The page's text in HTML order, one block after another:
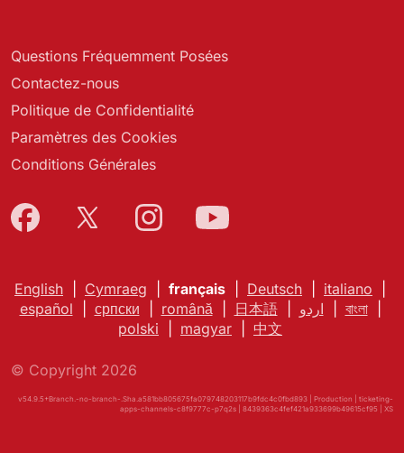
Questions Fréquemment Posées
Contactez-nous
Politique de Confidentialité
Paramètres des Cookies
Conditions Générales
English Cymraeg français Deutsch italiano
español
српски română| 日本語| اردو বাংলা|
polski
magyar 中文
© Copyright 2026
v54.9.5+Branch.-no-branch-.Sha.a581bb805675fa079748203117b9fdc4c0fbd893 | Production | ticketing-
apps-channels-c8f9777c-p7q2s | 8439363c4fef421a933699b49615cf95 | XS